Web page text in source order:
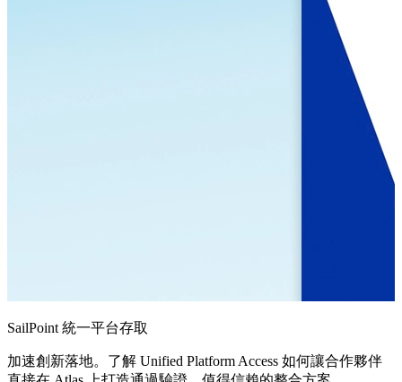
SailPoint 統一平台存取
加速創新落地。了解 Unified Platform Access 如何讓合作夥伴